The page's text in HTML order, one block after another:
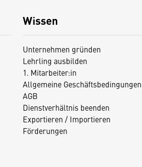
Wissen
Unternehmen gründen
Lehrling ausbilden
1. Mitarbeiter:in
Allgemeine
AGB
Dienstverhältnis beenden
Exportieren / Importieren
Förderungen